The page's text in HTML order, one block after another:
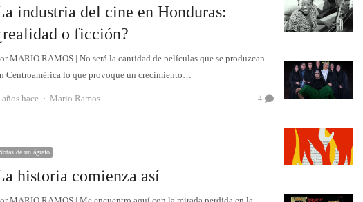
industria del cine en Honduras:
o ficción?
MARIO RAMOS | No será la cantidad de películas que se produzcan
Centroamérica lo que provoque un crecimiento…
años hace Autor
Mario Ramos 4
de un ágrafo
historia comienza así